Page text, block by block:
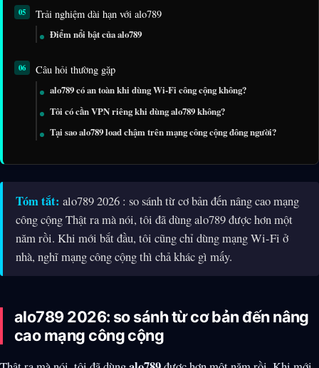
Trải nghiệm dài hạn với alo789
Điểm nổi bật của alo789
Câu hỏi thường gặp
alo789 có an toàn khi dùng Wi-Fi công cộng không?
Tôi có cần VPN riêng khi dùng alo789 không?
Tại sao alo789 load chậm trên mạng công cộng đông người?
Tóm tắt: alo789 2026 : so sánh từ cơ bản đến nâng cao mạng
công cộng Thật ra mà nói, tôi đã dùng alo789 được hơn một
năm rồi. Khi mới bắt đầu, tôi cũng chỉ dùng mạng Wi-Fi ở
nhà, nghĩ mạng công cộng thì chả khác gì mấy.
alo789 2026: so sánh từ cơ bản đến nâng
cao mạng công cộng